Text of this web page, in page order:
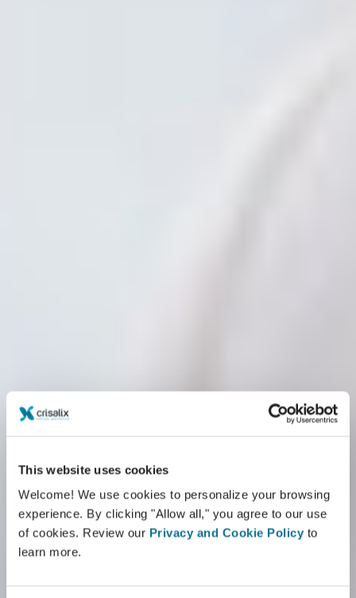
This website uses cookies
Welcome! We use cookies to personalize your browsing
experience. By clicking "Allow all," you agree to our use
of cookies. Review our Privacy and Cookie Policy to
learn more.